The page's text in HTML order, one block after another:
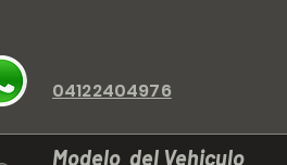
04122404976